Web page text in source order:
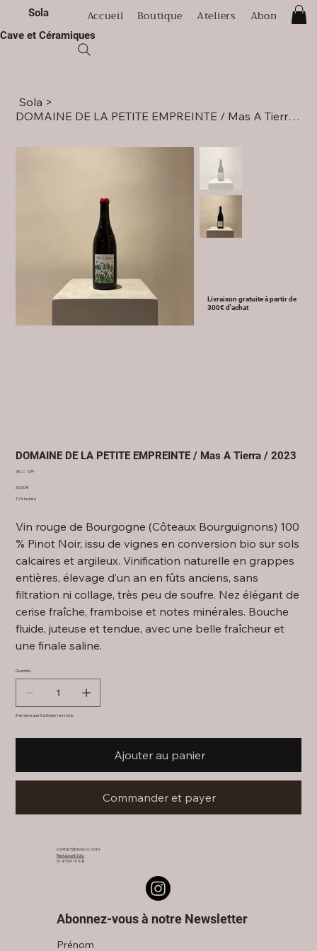
Cave et Céramiques
Sola Accueil Boutique Ateliers
Sola >
DOMAINE DE LA PETITE EMPREINTE / Mas A Tierra / 2023
DOMAINE DE LA PETITE EMPREINTE / Mas A Tierra / 2023
SKU : SKU
639
Prix
32,00 €
TVA Incluse
Vin rouge de Bourgogne (Côteaux Bourguignons) 100
% Pinot Noir, issu de vignes en conversion bio sur sols
calcaires et argileux. Vinification naturelle en grappes
entières, élevage d’un an en fûts anciens, sans
filtration ni collage, très peu de soufre. Nez élégant de
cerise fraîche, framboise et notes minérales. Bouche
fluide, juteuse et tendue, avec une belle fraîcheur et
une finale saline.
Quantité
Il ne reste que 3 article(s) en stock
Ajouter au panier
Commander et payer
Livraison gratuite à partir de
300€ d'achat
Abonnez-vous à notre Newsletter
Prénom
contact@sola-cc.com
Restaurant Sola
01 43 54 10 88